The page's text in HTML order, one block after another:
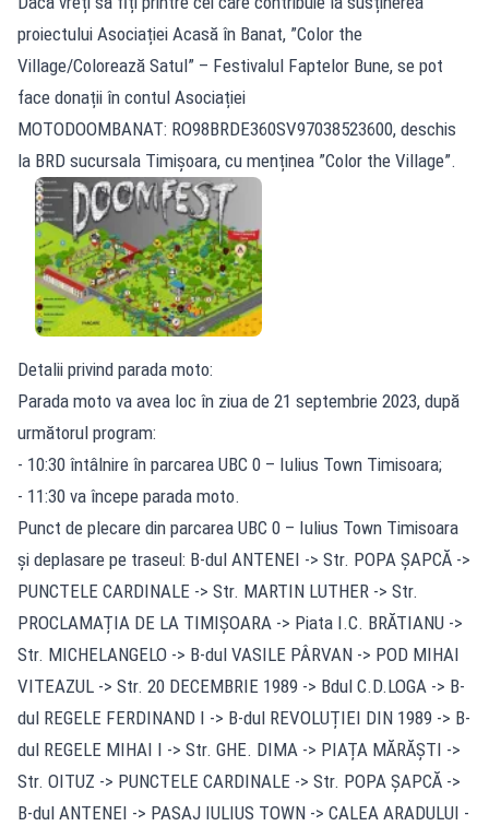
proiectului Asociației Acasă în Banat, ”Color the
Village/Colorează Satul” – Festivalul Faptelor Bune, se pot
face donații în contul Asociației
MOTODOOMBANAT: RO98BRDE360SV97038523600, deschis
la BRD sucursala Timișoara, cu menținea ”Color the Village”.
Detalii privind parada moto:
Parada moto va avea loc în ziua de 21 septembrie 2023, după
următorul program:
- 10:30 întâlnire în parcarea UBC 0 – Iulius Town Timisoara;
- 11:30 va începe parada moto.
Punct de plecare din parcarea UBC 0 – Iulius Town Timisoara
și deplasare pe traseul: B-dul ANTENEI -> Str. POPA ȘAPCĂ ->
PUNCTELE CARDINALE -> Str. MARTIN LUTHER -> Str.
PROCLAMAȚIA DE LA TIMIȘOARA -> Piata I.C. BRĂTIANU ->
Str. MICHELANGELO -> B-dul VASILE PÂRVAN -> POD MIHAI
VITEAZUL -> Str. 20 DECEMBRIE 1989 -> Bdul C.D.LOGA -> B-
dul REGELE FERDINAND I -> B-dul REVOLUȚIEI DIN 1989 -> B-
dul REGELE MIHAI I -> Str. GHE. DIMA -> PIAȚA MĂRĂȘTI ->
Str. OITUZ -> PUNCTELE CARDINALE -> Str. POPA ȘAPCĂ ->
B-dul ANTENEI -> PASAJ IULIUS TOWN -> CALEA ARADULUI -